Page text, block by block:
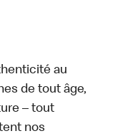
au
de tout âge,
– tout
nos